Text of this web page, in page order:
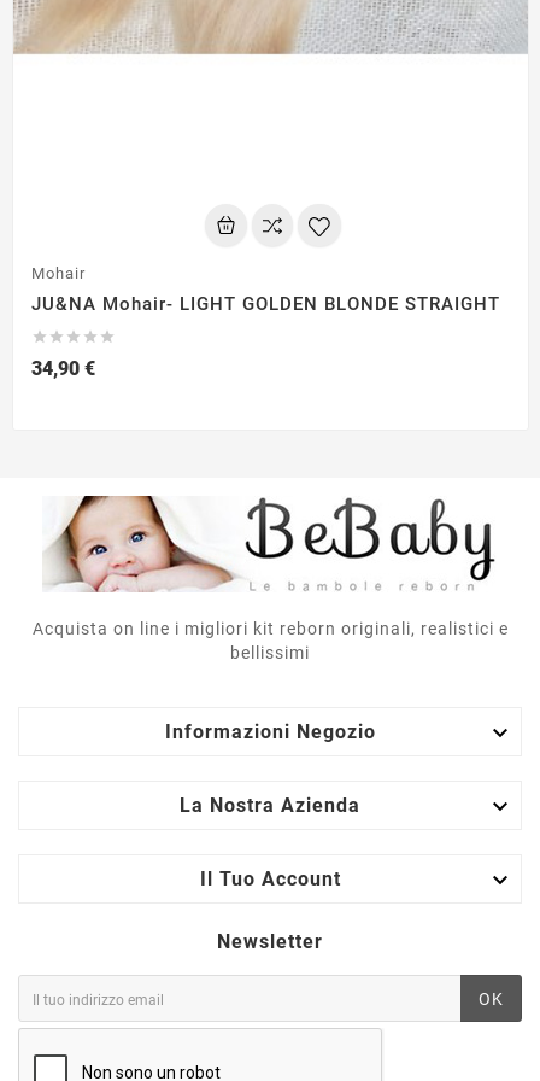
Mohair
JU&NA Mohair- LIGHT GOLDEN BLONDE STRAIGHT
    
34,90 €
Acquista on line i migliori kit reborn originali, realistici e
bellissimi
Informazioni Negozio 
La Nostra Azienda 
Il Tuo Account 
Newsletter
OK